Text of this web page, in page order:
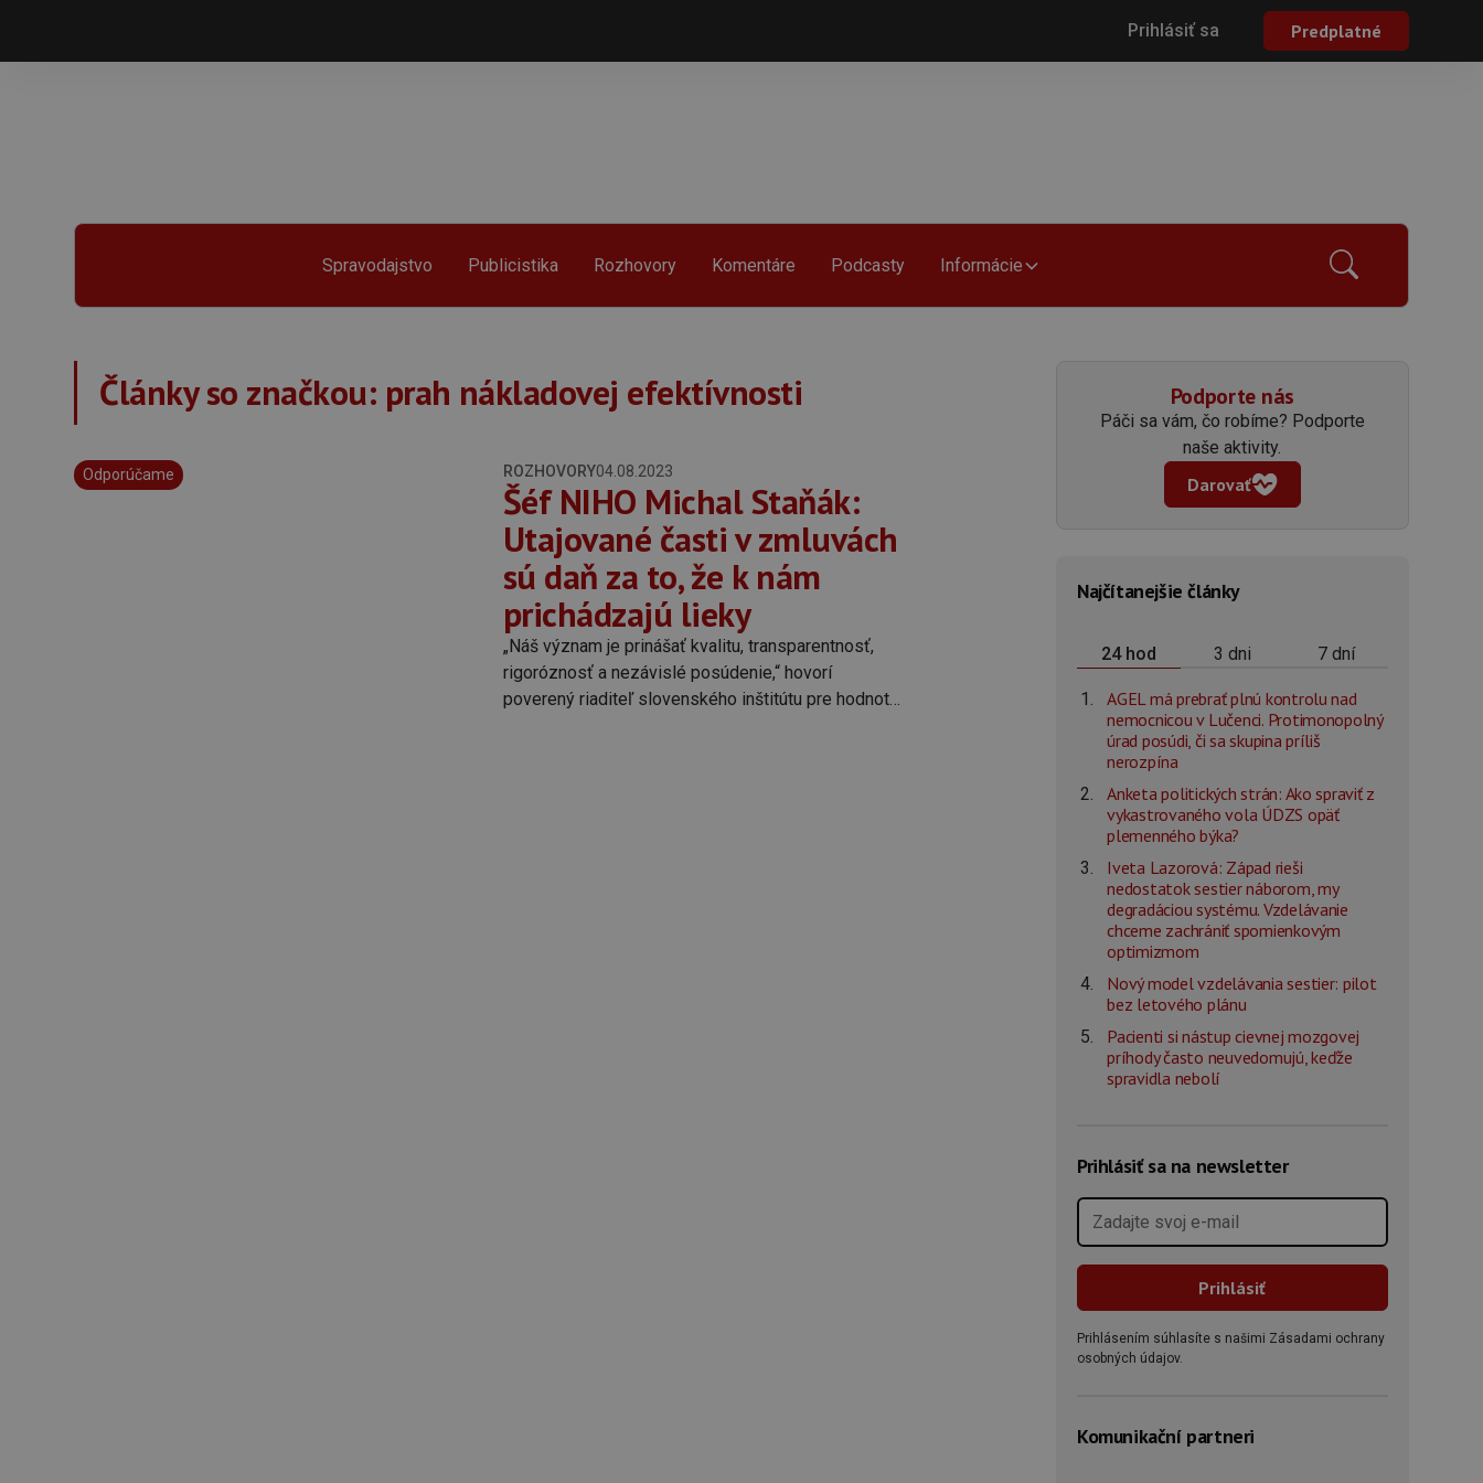
Prihlásiť sa Predplatné
Spravodajstvo Publicistika Rozhovory Komentáre Podcasty Informácie
Články so značkou: prah nákladovej efektívnosti
Odporúčame ROZHOVORY04.08.2023
Šéf NIHO Michal Staňák:
Utajované časti v zmluvách
sú daň za to, že k nám
prichádzajú lieky
„Náš význam je prinášať kvalitu, transparentnosť,
rigoróznosť a nezávislé posúdenie,“ hovorí
poverený riaditeľ slovenského inštitútu pre hodnotu
Podporte nás
Páči sa vám, čo robíme? Podporte
naše aktivity.
Darovať
Najčítanejšie články
24 hod 3 dni 7 dní
AGEL má prebrať plnú kontrolu nad
nemocnicou v Lučenci. Protimonopolný
úrad posúdi, či sa skupina príliš
nerozpína
Anketa politických strán: Ako spraviť z
vykastrovaného vola ÚDZS opäť
plemenného býka?
Iveta Lazorová: Západ rieši
nedostatok sestier náborom, my
degradáciou systému. Vzdelávanie
chceme zachrániť spomienkovým
optimizmom
Nový model vzdelávania sestier: pilot
bez letového plánu
Pacienti si nástup cievnej mozgovej
príhody často neuvedomujú, keďže
spravidla nebolí
Prihlásiť sa na newsletter
Prihlásením súhlasíte s našimi Zásadami ochrany
osobných údajov.
Komunikační partneri